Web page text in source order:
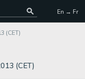
En → Fr
(CET)
(CET)